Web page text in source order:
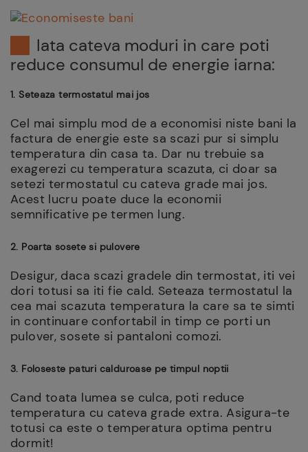
Iata cateva moduri in care poti
reduce consumul de energie iarna:
1. Seteaza termostatul mai jos
Cel mai simplu mod de a economisi niste bani la
factura de energie este sa scazi pur si simplu
temperatura din casa ta. Dar nu trebuie sa
exagerezi cu temperatura scazuta, ci doar sa
setezi termostatul cu cateva grade mai jos.
Acest lucru poate duce la economii
semnificative pe termen lung.
2. Poarta sosete si pulovere
Desigur, daca scazi gradele din termostat, iti vei
dori totusi sa iti fie cald. Seteaza termostatul la
cea mai scazuta temperatura la care sa te simti
in continuare confortabil in timp ce porti un
pulover, sosete si pantaloni comozi.
3. Foloseste paturi calduroase pe timpul noptii
Cand toata lumea se culca, poti reduce
temperatura cu cateva grade extra. Asigura-te
totusi ca este o temperatura optima pentru
dormit!